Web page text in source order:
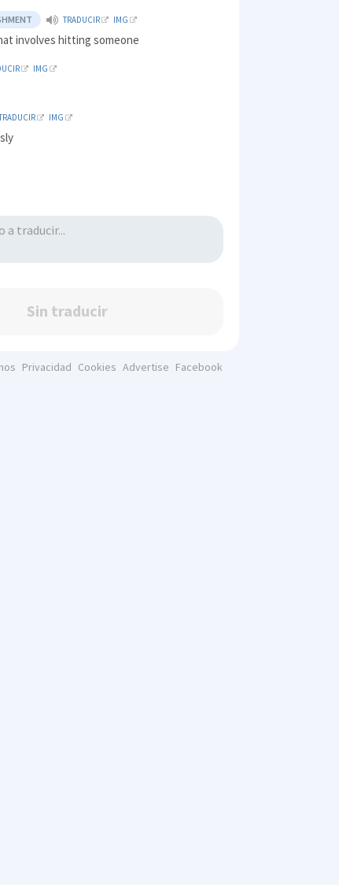
TRADUCIR IMG
involves hitting someone
IMG
IMG
Sin traducir
Privacidad Cookies Advertise Facebook